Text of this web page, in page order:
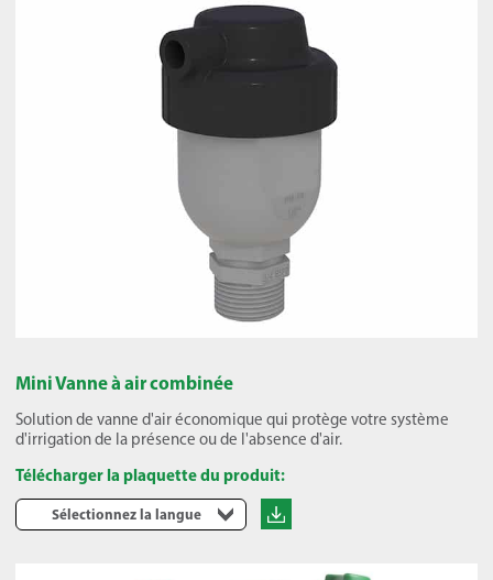
Mini Vanne à air combinée
Solution de vanne d'air économique qui protège votre système
d'irrigation de la présence ou de l'absence d'air.
Télécharger la plaquette du produit:
Sélectionnez la langue